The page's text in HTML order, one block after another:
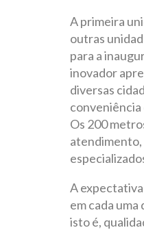
A primeira
outras
para a
inovador
diversas
conveniência
Os 200
atendimento,
A expectativa
em cada
isto é,